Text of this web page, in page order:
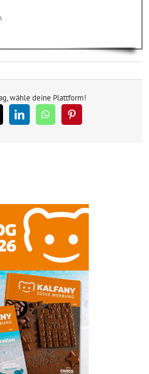
wähle deine Plattform!
LinkedInWhatsAppPinterest